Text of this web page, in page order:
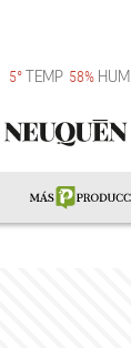
5°TEMP 58% HUM